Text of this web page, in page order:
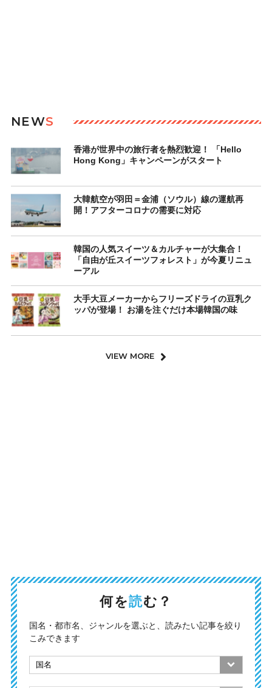
NEWS
香港が世界中の旅行者を熱烈歓迎！ 「Hello
Hong Kong」キャンペーンがスタート
大韓航空が羽田＝金浦（ソウル）線の運航再
開！アフターコロナの需要に対応
韓国の人気スイーツ＆カルチャーが大集合！
「自由が丘スイーツフォレスト」が今夏リニュ
ーアル
大手大豆メーカーからフリーズドライの豆乳ク
ッパが登場！ お湯を注ぐだけ本場韓国の味
VIEW MORE
何を読む？
国名・都市名、ジャンルを選ぶと、読みたい記事を絞り
こみできます